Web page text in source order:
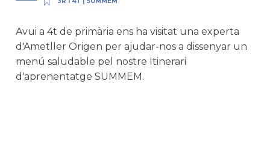
Avui a 4t de primària ens ha visitat una experta
d'Ametller Origen per ajudar-nos a dissenyar un
menú saludable pel nostre Itinerari
d'aprenentatge SUMMEM.